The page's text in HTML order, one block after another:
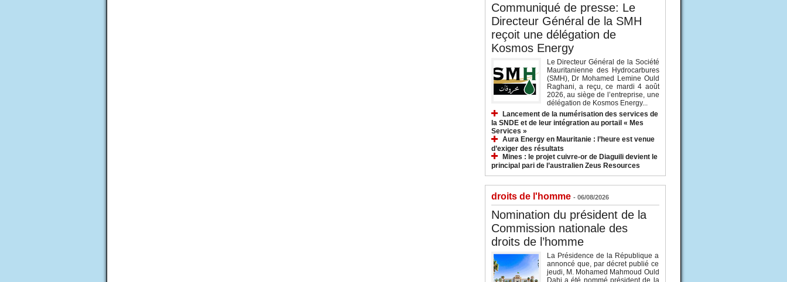
Communiqué de presse: Le
Directeur Général de la SMH
reçoit une délégation de
Kosmos Energy
Le Directeur Général de la Société
Mauritanienne des Hydrocarbures
(SMH), Dr Mohamed Lemine Ould
Raghani, a reçu, ce mardi 4 août
2026, au siège de l’entreprise, une
délégation de Kosmos Energy...
Lancement de la numérisation des services de
la SNDE et de leur intégration au portail « Mes
Services »
Aura Energy en Mauritanie : l’heure est venue
d’exiger des résultats
Mines : le projet cuivre-or de Diaguili devient le
principal pari de l’australien Zeus Resources
droits de l'homme - 06/08/2026
Nomination du président de la
Commission nationale des
droits de l’homme
La Présidence de la République a
annoncé que, par décret publié ce
jeudi, M. Mohamed Mahmoud Ould
Dahi a été nommé président de la